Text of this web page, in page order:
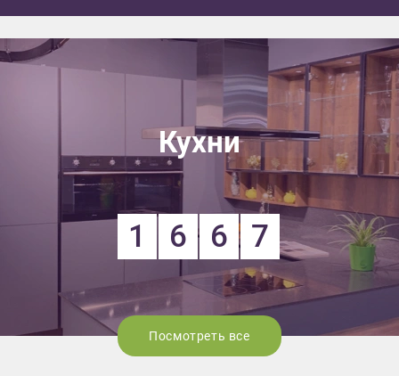
Кухни
1 6 6 7
Посмотреть все